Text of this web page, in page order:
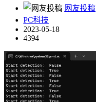
网友投稿
PC科技
2023-05-18
4394